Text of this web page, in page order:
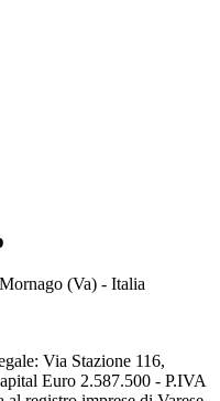
(Va) - Italia
Via Stazione 116,
Euro 2.587.500 - P.IVA